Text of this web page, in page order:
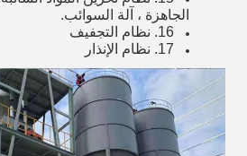
الجاهزة ، آلة السوائب.
16. نظام التجفيف
17. نظام الإنذار